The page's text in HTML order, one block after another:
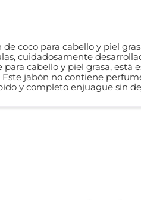
de coco para cabello y piel
cuidadosamente
para cabello y piel grasa,
Este jabón no contiene
y completo enjuague sin